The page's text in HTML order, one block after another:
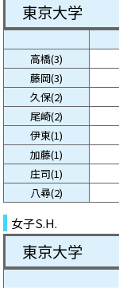
東京大学
高橋(3)
藤岡(3)
久保(2)
尾崎(2)
伊東(1)
加藤(1)
庄司(1)
八尋(2)
女子S.H.
東京大学